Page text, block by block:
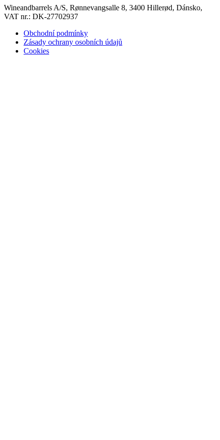
Wineandbarrels A/S, Rønnevangsalle 8, 3400 Hillerød, Dánsko,
VAT nr.: DK-27702937
Obchodní podmínky
Zásady ochrany osobních údajů
Cookies